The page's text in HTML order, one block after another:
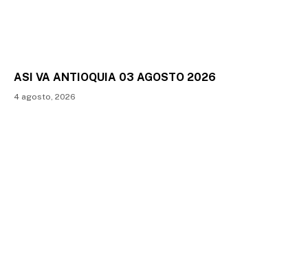
ASI VA ANTIOQUIA 03 AGOSTO 2026
4 agosto, 2026